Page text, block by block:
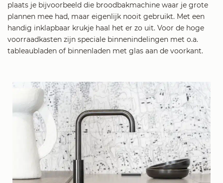
plaats je bijvoorbeeld die broodbakmachine waar je grote
plannen mee had, maar eigenlijk nooit gebruikt. Met een
handig inklapbaar krukje haal het er zo uit. Voor de hoge
voorraadkasten zijn speciale binnenindelingen met o.a.
tableaubladen of binnenladen met glas aan de voorkant.